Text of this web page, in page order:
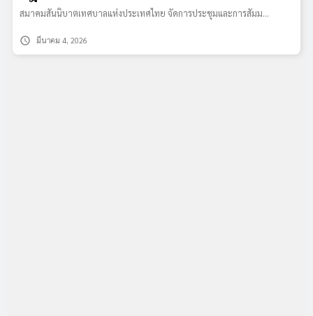
สมาคมสันนิบาตเทศบาลแห่งประเทศไทย จัดการประชุมและการสัมม…
schedule มีนาคม 4, 2026